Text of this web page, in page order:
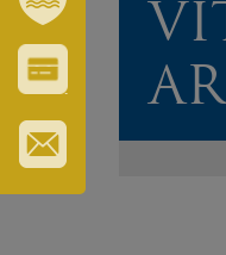
ERZSÉBET
GYÓGYFÜRDŐ
ÉS
TURISZTIKAI
KÁRTYA